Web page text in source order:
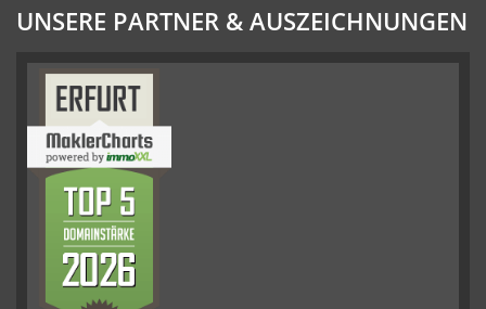
UNSERE PARTNER & AUSZEICHNUNGEN